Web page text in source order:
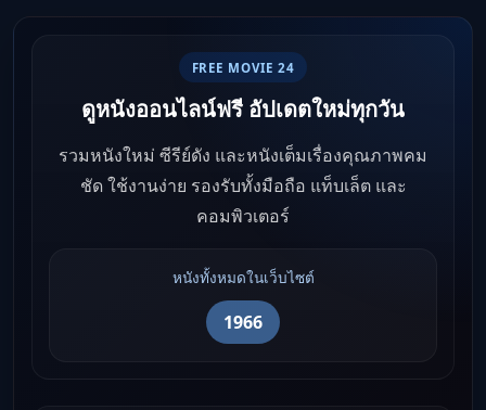
FREE MOVIE 24
ดูหนังออนไลน์ฟรี อัปเดตใหม่ทุกวัน
รวมหนังใหม่ ซีรีย์ดัง และหนังเต็มเรื่องคุณภาพคม
ชัด ใช้งานง่าย รองรับทั้งมือถือ แท็บเล็ต และ
คอมพิวเตอร์
หนังทั้งหมดในเว็บไซต์
1966